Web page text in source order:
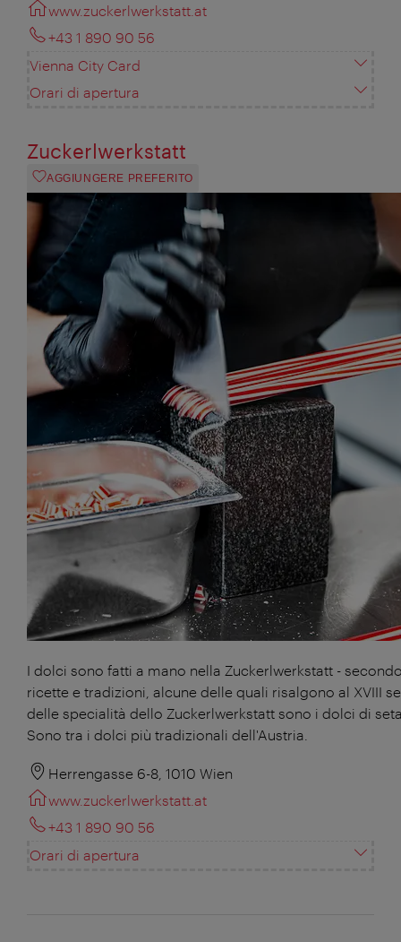
www.zuckerlwerkstatt.at
+43 1 890 90 56
Vienna City Card
Orari di apertura
Zuckerlwerkstatt
AGGIUNGERE PREFERITO
I dolci sono fatti a mano nella Zuckerlwerkstatt -
ricette e tradizioni, alcune delle quali risalgono al XVIII
delle specialità dello Zuckerlwerkstatt sono i dolci di
Sono tra i dolci più tradizionali dell'Austria.
Herrengasse 6-8, 1010 Wien
www.zuckerlwerkstatt.at
+43 1 890 90 56
Orari di apertura